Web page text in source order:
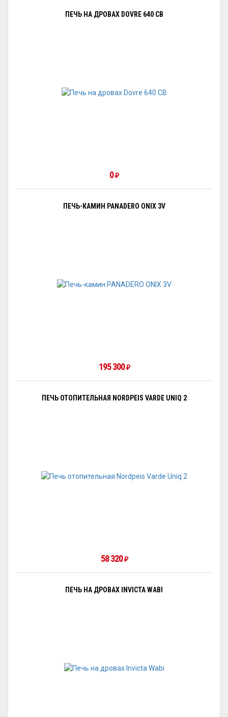
ПЕЧЬ НА ДРОВАХ DOVRE 640 CB
0₽
ПЕЧЬ-КАМИН PANADERO ONIX 3V
195 300₽
ПЕЧЬ ОТОПИТЕЛЬНАЯ NORDPEIS VARDE UNIQ 2
58 320₽
ПЕЧЬ НА ДРОВАХ INVICTA WABI